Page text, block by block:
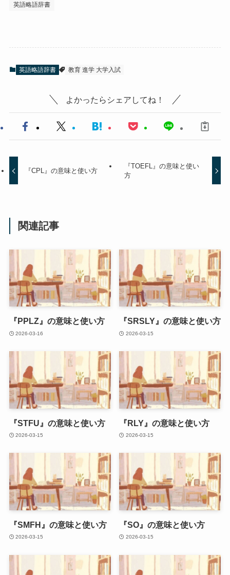
英語略語辞書
英語略語辞書 教育 進学 大学入試
よかったらシェアしてね！
『CPL』の意味と使い方
『TOEFL』の意味と使い
方
関連記事
『PPLZ』の意味と使い方
2026-03-16
『SRSLY』の意味と使い方
2026-03-15
『STFU』の意味と使い方
2026-03-15
『RLY』の意味と使い方
2026-03-15
『SMFH』の意味と使い方
2026-03-15
『SO』の意味と使い方
2026-03-15